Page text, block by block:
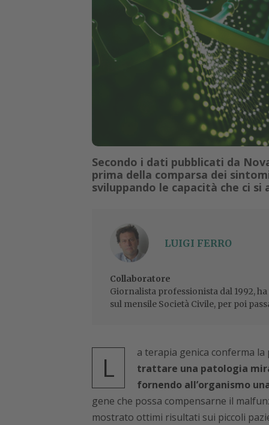
Secondo i dati pubblicati da
prima della comparsa dei
sviluppando le capacità che ci
LUIGI FERRO
Collaboratore
Giornalista professionista dal 1992,
sul mensile Società Civile, per poi
L
a terapia genica conferma
trattare una patologia
fornendo all’organismo
gene che possa compensarne il
mostrato ottimi risultati sui piccoli